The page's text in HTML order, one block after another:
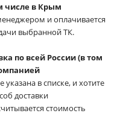
числе в Крым
и оплачивается
выбранной ТК.
по всей России (в том
указана в списке, и хотите
доставки
стоимость